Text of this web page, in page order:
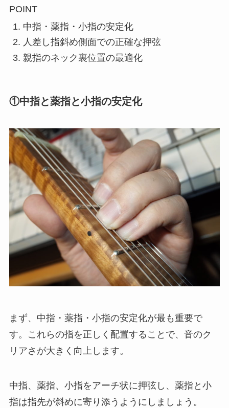
POINT
中指・薬指・小指の安定化
人差し指斜め側面での正確な押弦
親指のネック裏位置の最適化
①中指と薬指と小指の安定化
まず、中指・薬指・小指の安定化が最も重要で
す。これらの指を正しく配置することで、音のク
リアさが大きく向上します。
中指、薬指、小指をアーチ状に押弦し、薬指と小
指は指先が斜めに寄り添うようにしましょう。